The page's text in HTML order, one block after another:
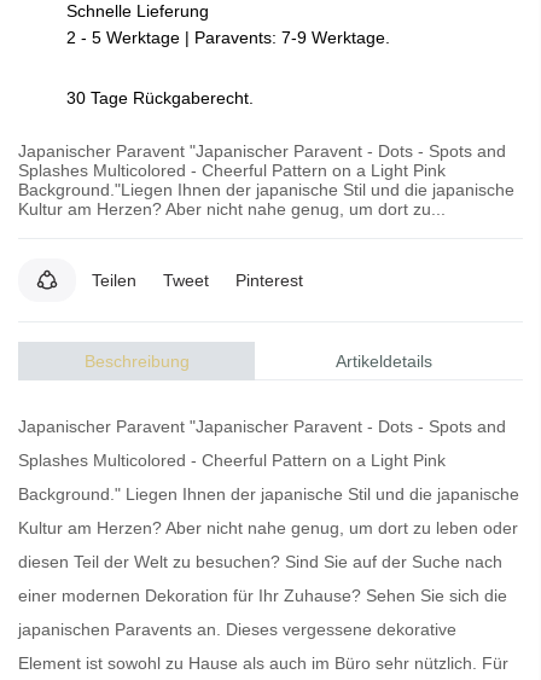
Schnelle Lieferung
2 - 5 Werktage | Paravents: 7-9 Werktage.
30 Tage Rückgaberecht.
Japanischer Paravent "Japanischer Paravent - Dots - Spots and
Splashes Multicolored - Cheerful Pattern on a Light Pink
Background."Liegen Ihnen der japanische Stil und die japanische
Kultur am Herzen? Aber nicht nahe genug, um dort zu...
Teilen Tweet Pinterest
Beschreibung Artikeldetails
Japanischer Paravent "Japanischer Paravent - Dots - Spots and
Splashes Multicolored - Cheerful Pattern on a Light Pink
Background." Liegen Ihnen der japanische Stil und die japanische
Kultur am Herzen? Aber nicht nahe genug, um dort zu leben oder
diesen Teil der Welt zu besuchen? Sind Sie auf der Suche nach
einer modernen Dekoration für Ihr Zuhause? Sehen Sie sich die
japanischen Paravents an. Dieses vergessene dekorative
Element ist sowohl zu Hause als auch im Büro sehr nützlich. Für